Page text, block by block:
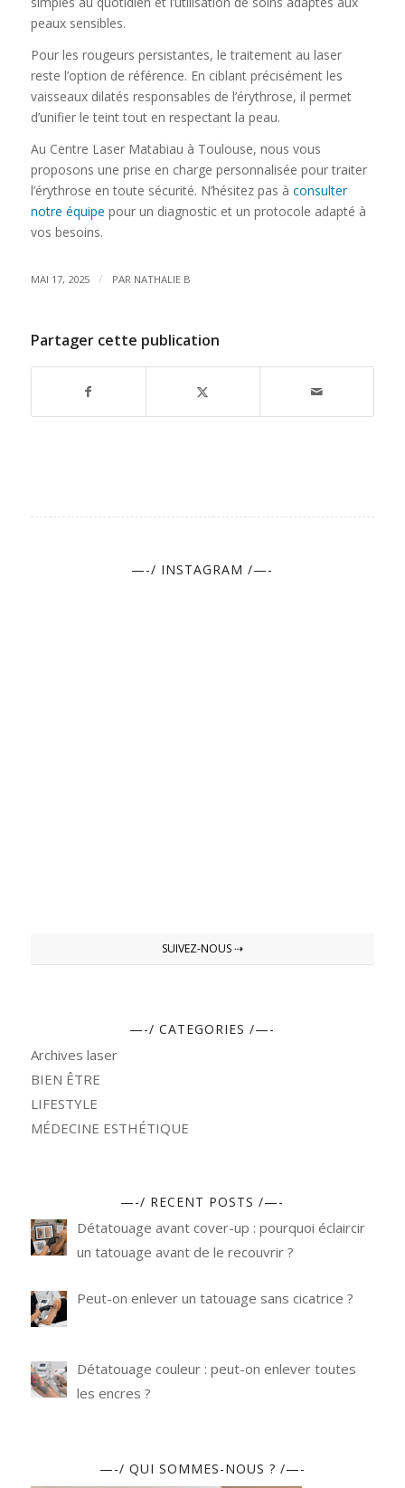
peaux sensibles.
Pour les rougeurs persistantes, le traitement au laser
reste l’option de référence. En ciblant précisément les
vaisseaux dilatés responsables de l’érythrose, il permet
d’unifier le teint tout en respectant la peau.
Au Centre Laser Matabiau à Toulouse, nous vous
proposons une prise en charge personnalisée pour traiter
l’érythrose en toute sécurité. N’hésitez pas à consulter
notre équipe pour un diagnostic et un protocole adapté à
vos besoins.
MAI 17, 2025 / PAR NATHALIE B
Partager cette publication
—-/ INSTAGRAM /—-
SUIVEZ-NOUS ⇢
—-/ CATEGORIES /—-
Archives laser
BIEN ÊTRE
LIFESTYLE
MÉDECINE ESTHÉTIQUE
—-/ RECENT POSTS /—-
Détatouage avant cover-up : pourquoi éclaircir
un tatouage avant de le recouvrir ?
Peut-on enlever un tatouage sans cicatrice ?
Détatouage couleur : peut-on enlever toutes
les encres ?
—-/ QUI SOMMES-NOUS ? /—-